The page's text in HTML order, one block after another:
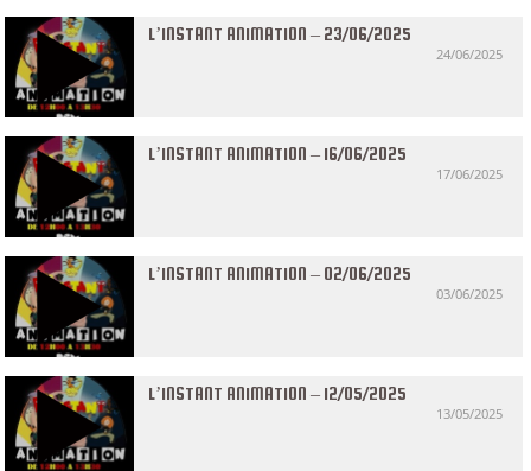
L’INSTANT ANIMATION – 23/06/2025
24/06/2025
L’INSTANT ANIMATION – 16/06/2025
17/06/2025
L’INSTANT ANIMATION – 02/06/2025
03/06/2025
L’INSTANT ANIMATION – 12/05/2025
13/05/2025